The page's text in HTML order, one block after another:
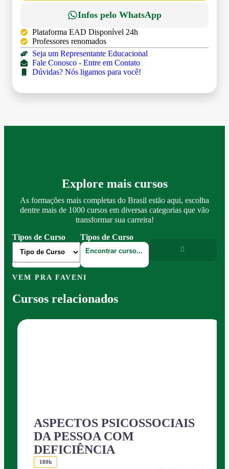
Infos pelo WhatsApp
Plataforma EAD Disponível 24h
Professores renomados
Seja um Representante Educacional
Fale Conosco - Entre em Contato
Dúvidas? Nós ligamos para você!
Explore mais cursos
As formações mais completas do Brasil estão aqui, escolha
dentre mais de 1000 cursos em diversas categorias que vão
transformar sua carreira!
Tipos de Curso
Tipos de Curso
VEM PRA FAVENI
Cursos relacionados
ASPECTOS PSICOSSOCIAIS
DA PESSOA COM
DEFICIÊNCIA
180h